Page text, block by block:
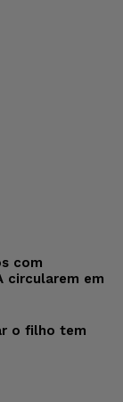
com
circularem em
o filho tem